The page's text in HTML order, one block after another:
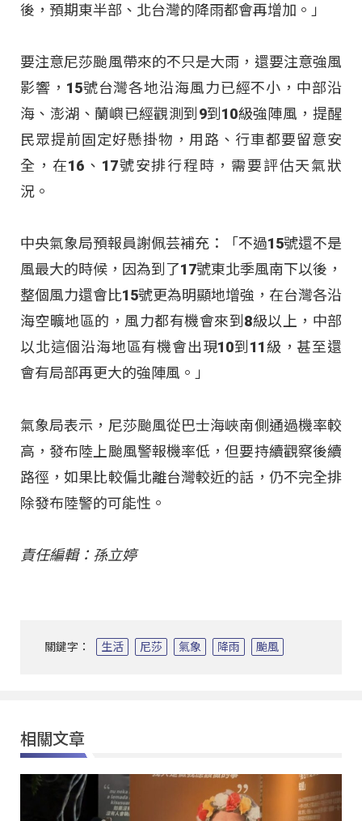
後，預期東半部、北台灣的降雨都會再增加。」
要注意尼莎颱風帶來的不只是大雨，還要注意強風
影響，15號台灣各地沿海風力已經不小，中部沿
海、澎湖、蘭嶼已經觀測到9到10級強陣風，提醒
民眾提前固定好懸掛物，用路、行車都要留意安
全，在16、17號安排行程時，需要評估天氣狀
況。
中央氣象局預報員謝佩芸補充：「不過15號還不是
風最大的時候，因為到了17號東北季風南下以後，
整個風力還會比15號更為明顯地增強，在台灣各沿
海空曠地區的，風力都有機會來到8級以上，中部
以北這個沿海地區有機會出現10到11級，甚至還
會有局部再更大的強陣風。」
氣象局表示，尼莎颱風從巴士海峽南側通過機率較
高，發布陸上颱風警報機率低，但要持續觀察後續
路徑，如果比較偏北離台灣較近的話，仍不完全排
除發布陸警的可能性。
責任編輯：孫立婷
關鍵字： 生活 尼莎 氣象 降雨 颱風
相關文章